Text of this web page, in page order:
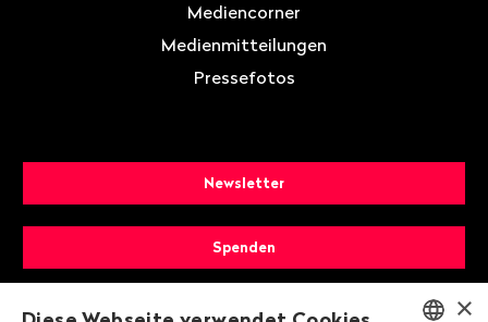
Mediencorner
Medienmitteilungen
Pressefotos
Newsletter
Spenden
Mitglied werden ×